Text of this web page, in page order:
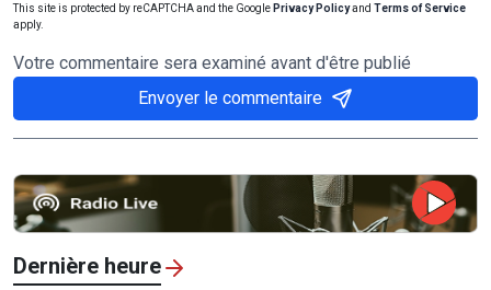
This site is protected by reCAPTCHA and the Google Privacy Policyand Terms of Service
apply.
Votre commentaire sera examiné avant d'être publié
Envoyer le commentaire
Dernière heure